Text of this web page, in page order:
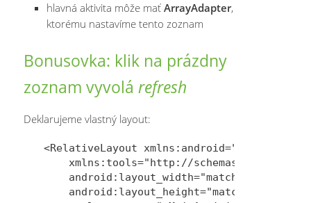
hlavná aktivita môže mať ArrayAdapter,
ktorému nastavíme tento zoznam
Bonusovka: klik na prázdny
zoznam vyvolárefresh
Deklarujeme vlastný layout:
<RelativeLayout xmlns:android="http://
xmlns:tools="http://
    android:layout_width="match_parent"
    android:layout_height="match_parent"